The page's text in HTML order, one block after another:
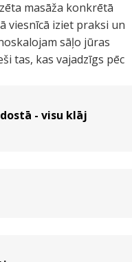
masāža konkrētā
viesnīcā iziet praksi un
sāļo jūras
tas, kas vajadzīgs pēc
- visu klāj